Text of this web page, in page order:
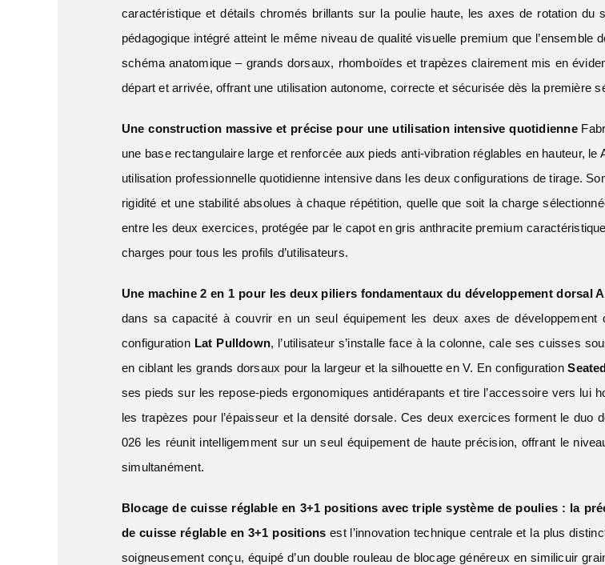
caractéristique et détails chromés brillants sur la poulie haute, les axes de rotation du
pédagogique intégré atteint le même niveau de qualité visuelle premium que
schéma anatomique – grands dorsaux, rhomboïdes et trapèzes clairement mis en
départ et arrivée, offrant une utilisation autonome, correcte et sécurisée dès la première
Une construction massive et précise pour une utilisation intensive quotidienne
une base rectangulaire large et renforcée aux pieds anti-vibration réglables en hauteur,
utilisation professionnelle quotidienne intensive dans les deux configurations de tirage.
rigidité et une stabilité absolues à chaque répétition, quelle que soit la charge
entre les deux exercices, protégée par le capot en gris anthracite premium
charges pour tous les profils d’utilisateurs.
Une machine 2 en 1 pour les deux piliers fondamentaux du développement dorsal
dans sa capacité à couvrir en un seul équipement les deux axes de
configuration Lat Pulldown, l’utilisateur s’installe face à la colonne, cale ses cuisses
en ciblant les grands dorsaux pour la largeur et la silhouette en V. En configuration
ses pieds sur les repose-pieds ergonomiques antidérapants et tire l’accessoire vers lui
les trapèzes pour l’épaisseur et la densité dorsale. Ces deux exercices forment le
026 les réunit intelligemment sur un seul équipement de haute précision, offrant le
simultanément.
Blocage de cuisse réglable en 3+1 positions avec triple système de poulies : la
de cuisse réglable en 3+1 positions est l’innovation technique centrale et la plus
soigneusement conçu, équipé d’un double rouleau de blocage généreux en similicuir